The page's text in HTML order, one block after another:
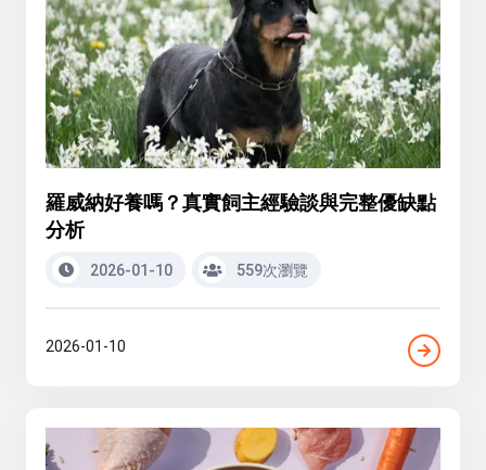
羅威納好養嗎？真實飼主經驗談與完整優缺點
分析
2026-01-10 559次瀏覽
2026-01-10